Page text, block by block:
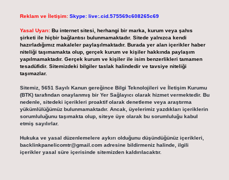
Reklam ve İletişim: Skype: live:.cid.575569c608265c69
Yasal Uyarı: Bu internet sitesi, herhangi bir marka, kurum veya şahıs
şirketi ile hiçbir bağlantısı bulunmamaktadır. Sitede yalnızca kendi
hazırladığımız makaleler paylaşılmaktadır. Burada yer alan içerikler haber
niteliği taşımamakta olup, gerçek kurum ve kişiler hakkında paylaşım
yapılmamaktadır. Gerçek kurum ve kişiler ile isim benzerlikleri tamamen
tesadüfidir. Sitemizdeki bilgiler taslak halindedir ve tavsiye niteliği
taşımazlar.
Sitemiz, 5651 Sayılı Kanun gereğince Bilgi Teknolojileri ve İletişim Kurumu
(BTK) tarafından onaylanmış bir Yer Sağlayıcı olarak hizmet vermektedir. Bu
nedenle, sitedeki içerikleri proaktif olarak denetleme veya araştırma
yükümlülüğümüz bulunmamaktadır. Ancak, üyelerimiz yazdıkları içeriklerin
sorumluluğunu taşımakta olup, siteye üye olarak bu sorumluluğu kabul
etmiş sayılırlar.
Hukuka ve yasal düzenlemelere aykırı olduğunu düşündüğünüz içerikleri,
backlinkpanelicomtr@gmail.comadresine bildirmeniz halinde, ilgili
içerikler yasal süre içerisinde sitemizden kaldırılacaktır.